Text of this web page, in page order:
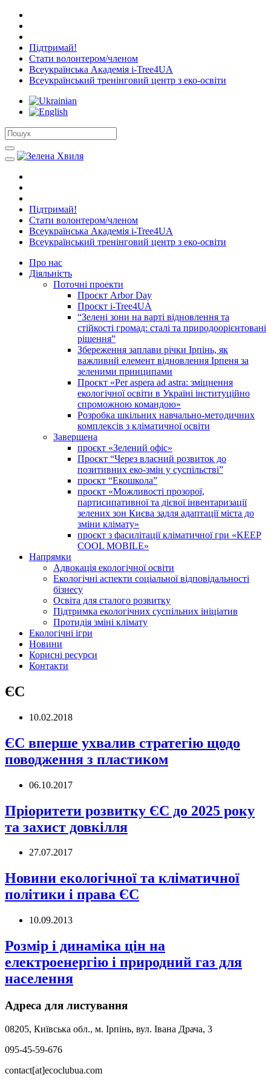
Підтримай!
Стати волонтером/членом
Всеукраїнська Академія i-Tree4UA
Всеукраїнський тренінговий центр з еко-освіти
Підтримай!
Стати волонтером/членом
Всеукраїнська Академія i-Tree4UA
Всеукраїнський тренінговий центр з еко-освіти
Про нас
Діяльність
Поточні проекти
Проєкт Arbor Day
Проєкт i-Tree4UA
“Зелені зони на варті відновлення та
стійкості громад: cталі та природоорієнтовані
рішення”
Збереження заплави річки Ірпінь, як
важливий елемент відновлення Ірпеня за
зеленими принципами
Проєкт «Per aspera ad astra: зміцнення
екологічної освіти в Україні інституційно
спроможною командою»
Розробка шкільних навчально-методичних
комплексів з кліматичної освіти
Завершена
проєкт «Зелений офіс»
Проєкт “Через власний розвиток до
позитивних еко-змін у суспільстві”
проєкт “Екошкола”
проєкт «Можливості прозорої,
партисипативної та дієвої інвентаризації
зелених зон Києва задля адаптації міста до
зміни клімату»
проєкт з фасилітації кліматичної гри «KEEP
COOL MOBILE»
Напрямки
Адвокація екологічної освіти
Екологічні аспекти соціальної відповідальності
бізнесу
Освіта для сталого розвитку
Підтримка екологічних суспільних ініціатив
Протидія зміні клімату
Екологічні ігри
Новини
Корисні ресурси
Контакти
ЄС
10.02.2018
ЄС вперше ухвалив стратегію щодо
поводження з пластиком
06.10.2017
Пріоритети розвитку ЄС до 2025 року
та захист довкілля
27.07.2017
Новини екологічної та кліматичної
політики і права ЄС
10.09.2013
Розмір і динаміка цін на
електроенергію і природний газ для
населення
Адреса для листування
08205, Київська обл., м. Ірпінь, вул. Івана Драча, 3
095-45-59-676
contact[at]ecoclubua.com